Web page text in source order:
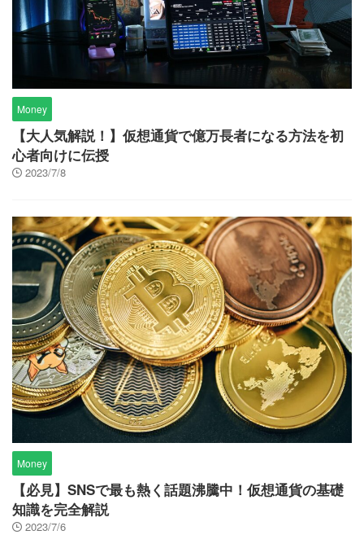
Money
【大人気解説！】仮想通貨で億万長者になる方法を初
心者向けに伝授
2023/7/8
Money
【必見】SNSで最も熱く話題沸騰中！仮想通貨の基礎
知識を完全解説
2023/7/6